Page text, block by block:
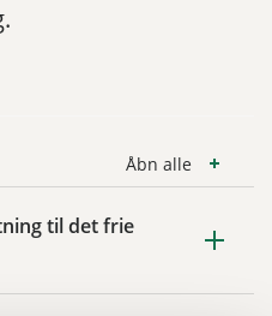
Åbn alle
til det frie